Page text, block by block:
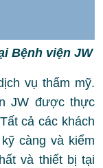
Bệnh viện JW
vụ thẩm mỹ.
JW được thực
cả các khách
càng và kiểm
và thiết bị tại